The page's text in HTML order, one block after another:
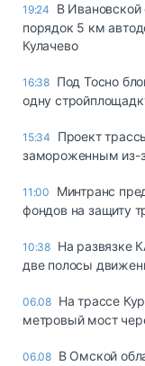
19:24
В Ивановской
порядок 5 км
Кулачево
16:38 Под Тосно
одну
15:34
Проект
замороженным из-
11:00
Минтранс
фондов на защиту
10:38 На развязке
две полосы
06.08 На трассе
метровый мост
06.08 В Омской